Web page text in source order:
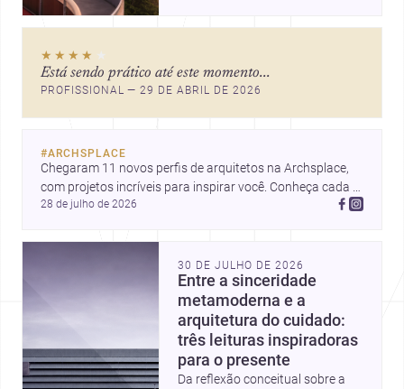
mercado interessante para quem
quer construir, reformar ou
★★★★ ★
Está sendo prático até este momento...
PROFISSIONAL — 29 DE ABRIL DE 2026
#ARCHSPLACE
Chegaram 11 novos perfis de arquitetos na Archsplace,
com projetos incríveis para inspirar você. Conheça cada
perfil e descubra novas ideias para seus próximos
28 de julho de 2026
30 DE JULHO DE 2026
Entre a sinceridade
metamoderna e a
arquitetura do cuidado:
três leituras inspiradoras
para o presente
Da reflexão conceitual sobre a